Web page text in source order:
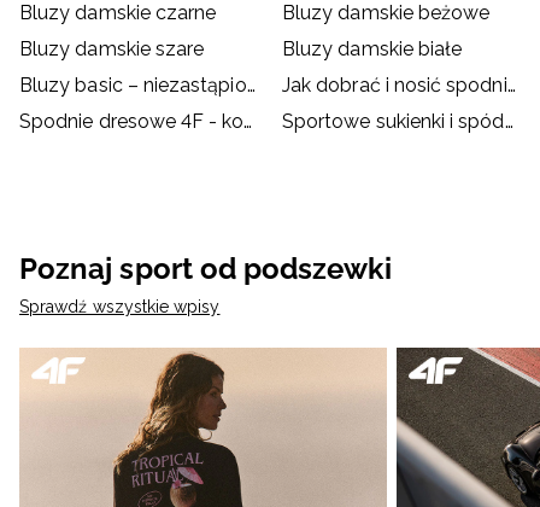
Bluzy damskie czarne
Bluzy damskie beżowe
Bluzy damskie szare
Bluzy damskie białe
Bluzy basic – niezastąpione na chłodne wieczory!
Jak dobrać i nosić spodnie dresowe?
Spodnie dresowe 4F - kompendium
Sportowe sukienki i spódnice – jak je nosić?
Poznaj sport od podszewki
Sprawdź wszystkie wpisy